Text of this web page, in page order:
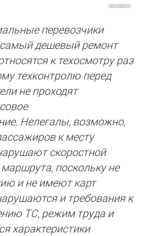
перевозчики
дешевый ремонт
к техосмотру раз
техконтролю перед
не проходят
Нелегалы, возможно,
к месту
скоростной
поскольку не
и не имеют карт
и требования к
ТС, режим труда и
характеристики